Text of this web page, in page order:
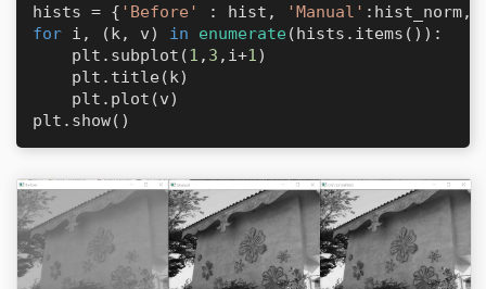
hists = { 'Before' : hist, 'Manual' :hist_norm,
for i, (k, v) in enumerate (hists.items()):
    plt.subplot(
1 , 3 ,i+1)
    plt.title(k)
    plt.plot(v)
plt.show()